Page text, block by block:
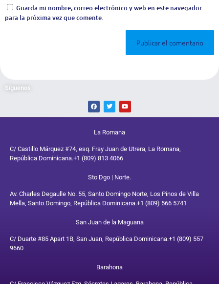
Guarda mi nombre, correo electrónico y web en este navegador
para la próxima vez que comente.
Síguenos
La Romana
C/ Castillo Márquez #74, esq. Fray Juan de Utrera, La Romana,
República Dominicana.+1 (809) 813 4066
Sto Dgo | Norte.
Av. Charles Degaulle No. 55, Santo Domingo Norte, Los Pinos de Villa
Mella, Santo Domingo, República Dominicana.+1 (809) 566 5741
San Juan de la Maguana
C/ Duarte #85 Apart 1B, San Juan, República Dominicana.+1 (809) 557
9660
Barahona